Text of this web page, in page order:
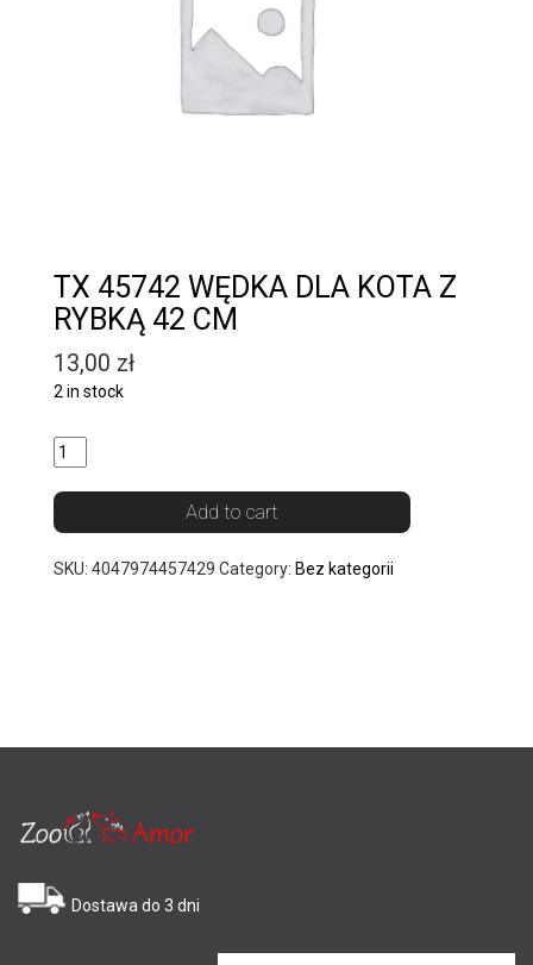
TX 45742 WĘDKA DLA KOTA Z
RYBKĄ 42 CM
13,00 zł
2 in stock
Add to cart
SKU: 4047974457429 Category: Bez kategorii
Dostawa do 3 dni